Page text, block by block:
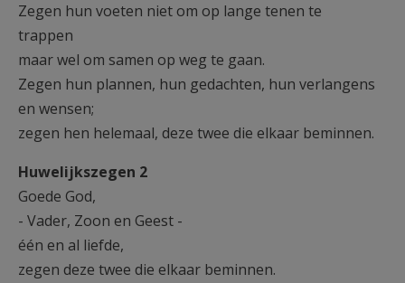
Zegen hun voeten niet om op lange tenen te
trappen
maar wel om samen op weg te gaan.
Zegen hun plannen, hun gedachten, hun verlangens
en wensen;
zegen hen helemaal, deze twee die elkaar beminnen.
Huwelijkszegen 2
Goede God,
- Vader, Zoon en Geest -
één en al liefde,
zegen deze twee die elkaar beminnen.